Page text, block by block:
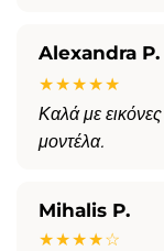
Alexandra P.
★★★★★
Καλά με εικόνες
μοντέλα.
Mihalis P.
★★★★☆